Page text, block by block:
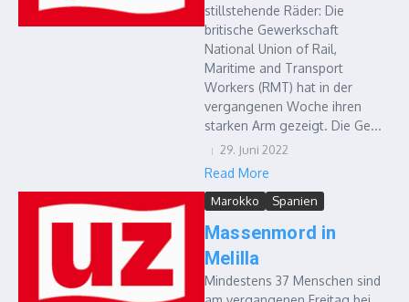
stillstehende Räder: Die
britische Gewerkschaft
National Union of Rail,
Maritime and Transport
Workers (RMT) hat in der
vergangenen Woche ihren
starken Arm gezeigt. Die Ge...
29. Juni 2022
Read More
Marokko Spanien
Massenmord in
Melilla
Mindestens 37 Menschen sind